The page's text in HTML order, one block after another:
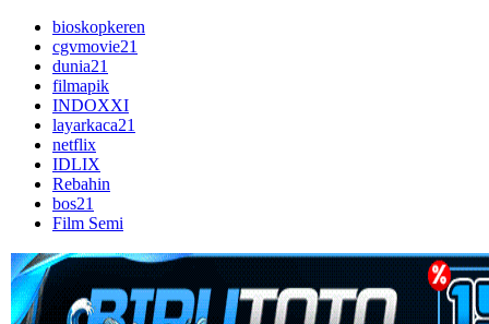
bioskopkeren
cgvmovie21
dunia21
filmapik
INDOXXI
layarkaca21
netflix
IDLIX
Rebahin
bos21
Film Semi